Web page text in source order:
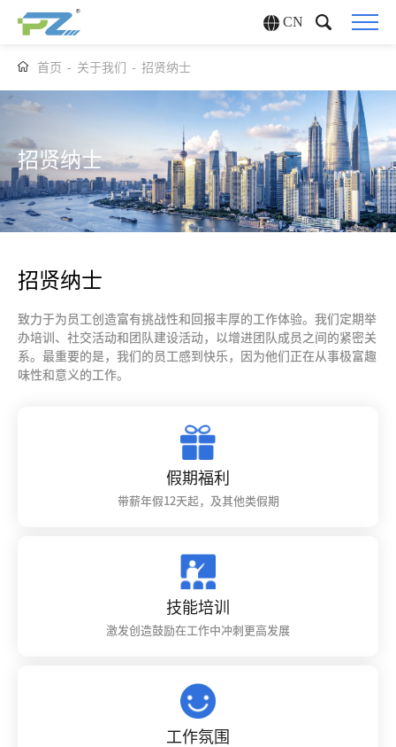
CN
首页 - 关于我们 - 招贤纳士
招贤纳士
招贤纳士
致力于为员工创造富有挑战性和回报丰厚的工作体验。我们定期举
办培训、社交活动和团队建设活动，以增进团队成员之间的紧密关
系。最重要的是，我们的员工感到快乐，因为他们正在从事极富趣
味性和意义的工作。
假期福利
带薪年假12天起，及其他类假期
技能培训
激发创造鼓励在工作中冲刺更高发展
工作氛围